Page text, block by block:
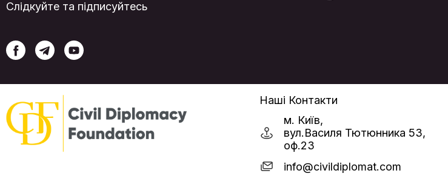
значних інфраструктурних обмежень, складної
центральним завданням, проте поточна
пропускна спроможність маршруту
залишається лише незначною часткою від
життєздатною та стратегічною ланкою для
зв'язку з чорноморськими вузлами коридору.
запуску стратегічних
тимчасові тактичні кроки з
Слідкуйте та підписуйтесь
Наші Контакти
м. Київ,
вул.Василя Тютюнника 53,
оф.23
info@civildiplomat.com